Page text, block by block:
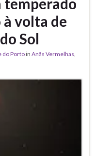
temperado
volta de
Sol
do Portoin Anãs Vermelhas,